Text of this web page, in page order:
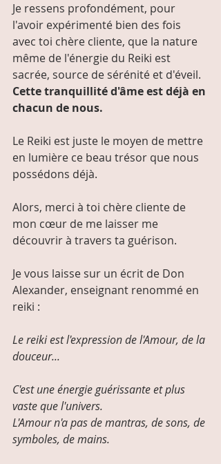
Je ressens profondément, pour
l'avoir expérimenté bien des fois
avec toi chère cliente, que la nature
même de l'énergie du Reiki est
sacrée, source de sérénité et d'éveil.
Cette tranquillité d'âme est déjà en
chacun de nous.
Le Reiki est juste le moyen de mettre
en lumière ce beau trésor que nous
possédons déjà.
Alors, merci à toi chère cliente de
mon cœur de me laisser me
découvrir à travers ta guérison.
Je vous laisse sur un écrit de Don
Alexander, enseignant renommé en
reiki :
Le reiki est l'expression de l'Amour, de la
douceur...
C'est une énergie guérissante et plus
vaste que l'univers.
L'Amour n'a pas de mantras, de sons, de
symboles, de mains.